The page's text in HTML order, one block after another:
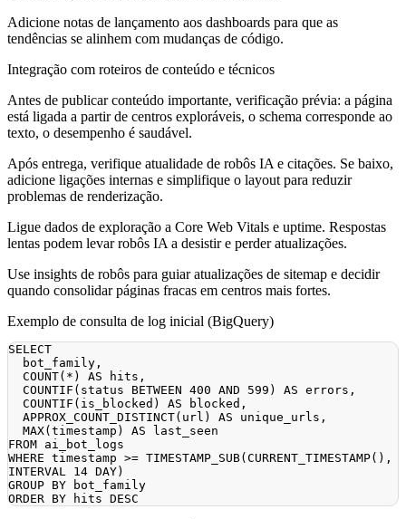
Adicione notas de lançamento aos dashboards para que as
tendências se alinhem com mudanças de código.
Integração com roteiros de conteúdo e técnicos
Antes de publicar conteúdo importante, verificação prévia: a página
está ligada a partir de centros exploráveis, o schema corresponde ao
texto, o desempenho é saudável.
Após entrega, verifique atualidade de robôs IA e citações. Se baixo,
adicione ligações internas e simplifique o layout para reduzir
problemas de renderização.
Ligue dados de exploração a Core Web Vitals e uptime. Respostas
lentas podem levar robôs IA a desistir e perder atualizações.
Use insights de robôs para guiar atualizações de sitemap e decidir
quando consolidar páginas fracas em centros mais fortes.
Exemplo de consulta de log inicial (BigQuery)
SELECT
  bot_family
,
COUNT( * ) AS hits ,
  COUNTIF
( status BETWEEN 400 AND 599 ) AS errors ,
  COUNTIF
( is_blocked ) AS blocked ,
  APPROX_COUNT_DISTINCT
( url ) AS unique_urls ,
MAX( timestamp ) AS
FROM
WHERE timestamp >= TIMESTAMP_SUB( CURRENT_TIMESTAMP( ) ,
INTERVAL
14 DAY)
GROUP BY
ORDER BY hits DESC